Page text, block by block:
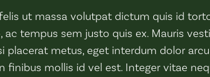
ut massa volutpat dictum quis id
tempus sem justo quis ex. Mauris
placerat metus, eget interdum dolor
finibus mollis id vel est. Integer vitae